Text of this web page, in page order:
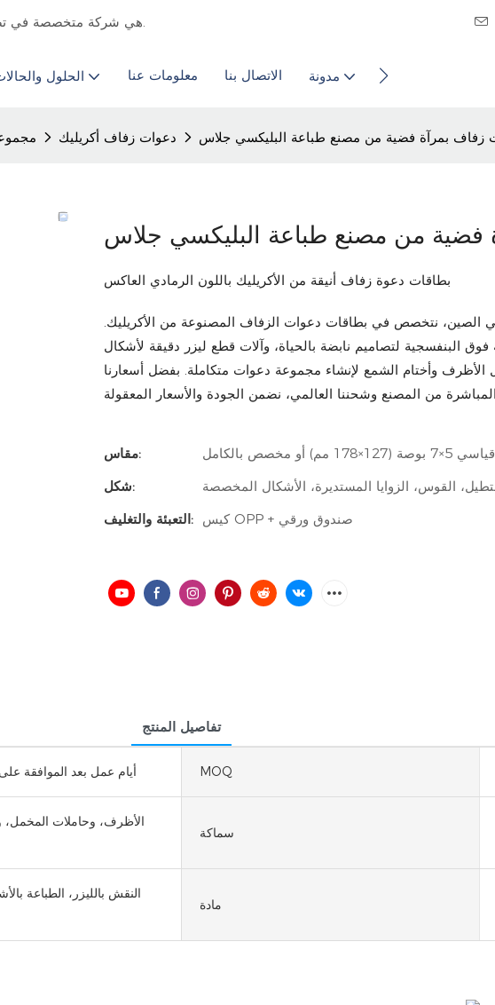
الحلول معلومات عنا الاتصال بنا مدونة فيديو
دعوات زفاف أكريليك زفاف بمرآة فضية من مصنع طباعة البليكسي جلاس
فضية من مصنع طباعة البليكسي جلاس
بطاقات دعوة زفاف أنيقة من الأكريليك باللون الرمادي العاكس
الصين، نتخصص في بطاقات دعوات الزفاف المصنوعة من الأكريليك.
البنفسجية لتصاميم نابضة بالحياة، وآلات قطع ليزر دقيقة لأشكال
وأختام الشمع لإنشاء مجموعة دعوات متكاملة. بفضل أسعارنا
مقاس:
قياسي 5×7 بوصة (127×178 مم) أو مخصص بالكامل
شكل:
القوس، الزوايا المستديرة، الأشكال المخصصة
التعبئة والتغليف:
كيس OPP + صندوق ورقي
تفاصيل المنتج
5-10 أيام عمل بعد الموافقة MOQ
الأظرف، وحاملات المخمل،
سماكة
النقش بالليزر، الطباعة
مادة